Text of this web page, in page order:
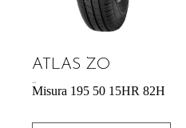
ATLAS ZO
Misura 195 50 15HR 82H